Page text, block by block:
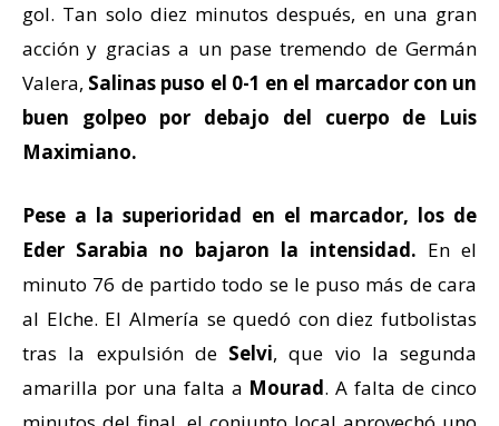
gol. Tan solo diez minutos después, en una gran
acción y gracias a un pase tremendo de Germán
Valera, Salinas puso el 0-1 en el marcador con un
buen golpeo por debajo del cuerpo de Luis
Maximiano.
Pese a la superioridad en el marcador, los de
Eder Sarabia no bajaron la intensidad. En el
minuto 76 de partido todo se le puso más de cara
al Elche. El Almería se quedó con diez futbolistas
tras la expulsión de Selvi, que vio la segunda
amarilla por una falta a Mourad. A falta de cinco